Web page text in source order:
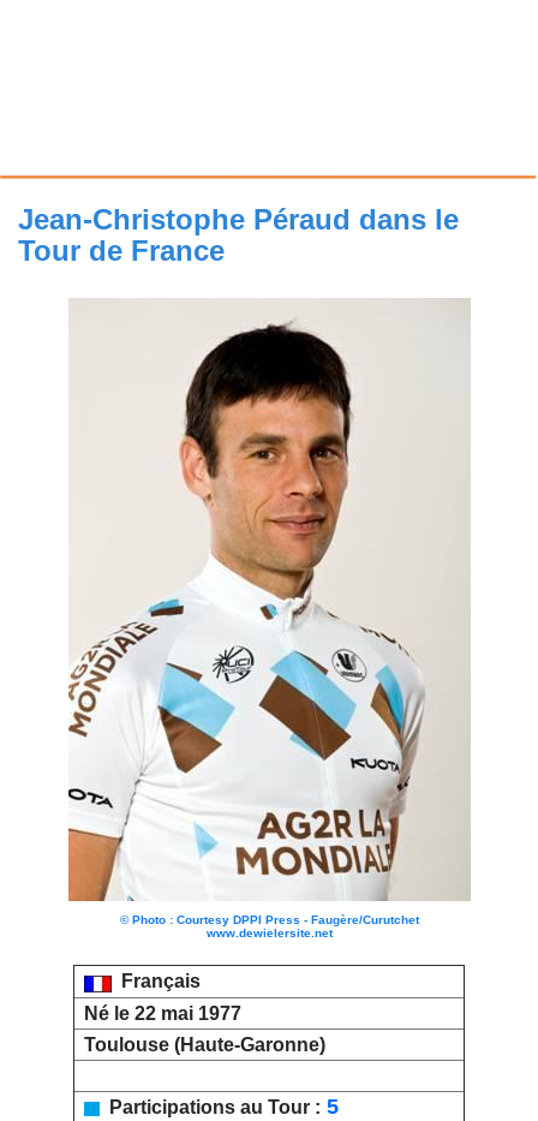
Jean-Christophe Péraud dans le
Tour de France
© Photo : Courtesy DPPI Press - Faugère/Curutchet
www.dewielersite.net
Français
Né le 22 mai 1977
Toulouse (Haute-Garonne)
Participations au Tour : 5